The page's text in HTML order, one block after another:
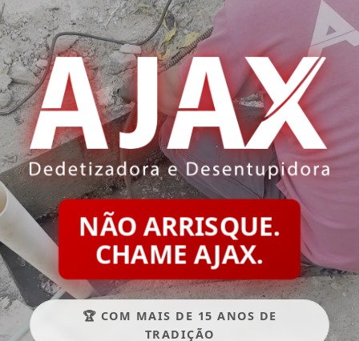
NÃO ARRISQUE.
CHAME AJAX.
🏆 COM MAIS DE 15 ANOS DE
TRADIÇÃO